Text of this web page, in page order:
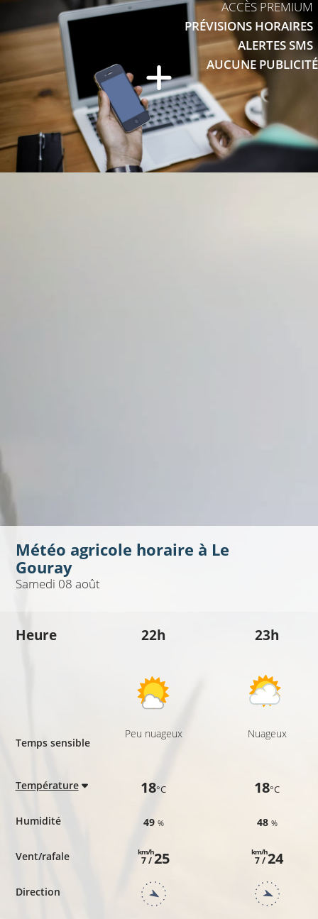
ACCÈS PREMIUM
PRÉVISIONS HORAIRES
ALERTES SMS
AUCUNE PUBLICITÉ
Météo agricole horaire à Le
Gouray
Samedi 08 août
Heure
Temps sensible
Température
Humidité
Vent/rafale
Direction
22h
Peu nuageux
18°C
49 %
7 /
km/h25
23h
Nuageux
18°C
48 %
7 /
km/h24